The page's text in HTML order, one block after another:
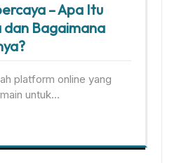
– Apa Itu
dan Bagaimana
platform online yang
untuk…